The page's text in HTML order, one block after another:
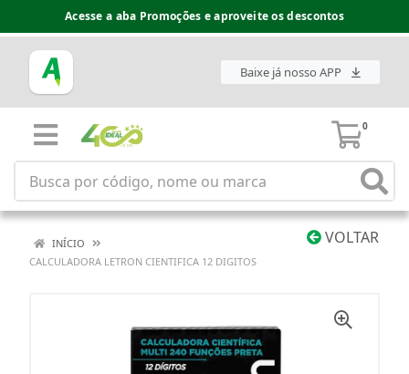
Acesse a aba Promoções e aproveite os descontos
Baixe já nosso APP
0
VOLTAR
INÍCIO
CALCULADORA LETRON CIENTIFICA 12 DIGITOS